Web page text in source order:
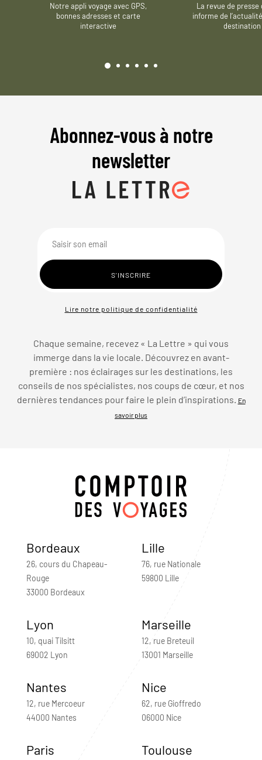
Notre appli voyage avec GPS,
bonnes adresses et carte
interactive
La revue de presse
informe de
destination
Abonnez-vous à notre
newsletter
Lire notre politique de confidentialité
Chaque semaine, recevez « La Lettre » qui vous
immerge dans la vie locale. Découvrez en avant-
première : nos éclairages sur les destinations, les
conseils de nos spécialistes, nos coups de cœur, et nos
dernières tendances pour faire le plein d’inspirations.
En
savoir plus
Bordeaux
26, cours du Chapeau-
Rouge
33000 Bordeaux
Lille
76, rue Nationale
59800 Lille
Lyon
10, quai Tilsitt
69002 Lyon
Marseille
12, rue Breteuil
13001 Marseille
Nantes
12, rue Mercoeur
44000 Nantes
Nice
62, rue Gioffredo
06000 Nice
Paris Toulouse